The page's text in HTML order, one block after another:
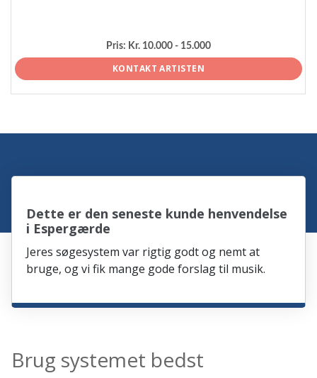
Pris: Kr. 10.000 - 15.000
KONTAKT ARTISTEN
Dette er den seneste kunde henvendelse
i Espergærde
Jeres søgesystem var rigtig godt og nemt at
bruge, og vi fik mange gode forslag til musik.
Brug systemet bedst